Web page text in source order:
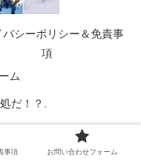
バシーポリシー＆免責事
項
ム
だ！？.
事項 お問い合わせフォーム